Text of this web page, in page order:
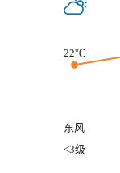
22℃
东风
<3级